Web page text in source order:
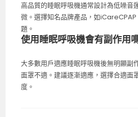
高品質的睡眠呼吸機通常設計為低噪音
微。選擇知名品牌產品，如
題。
使用睡眠呼吸機會有副作用
大多數用戶適應睡眠呼吸機後無明顯副
面罩不適。建議逐漸適應，選擇合適面
度。